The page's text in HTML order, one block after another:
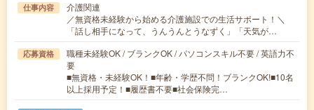
仕事内容
介護関連
／無資格未経験から始める介護施設での生活サポート！＼
「話し相手になって、うんうんとうなずく」「天気が…
応募資格
職種未経験OK / ブランクOK / パソコンスキル不要 / 英語力不
要
■無資格・未経験OK！■年齢・学歴不問！ブランクOK!■10名
以上採用予定！■履歴書不要■社会保険完…